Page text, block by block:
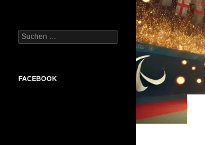
Suchen
nach:
FACEBOOK